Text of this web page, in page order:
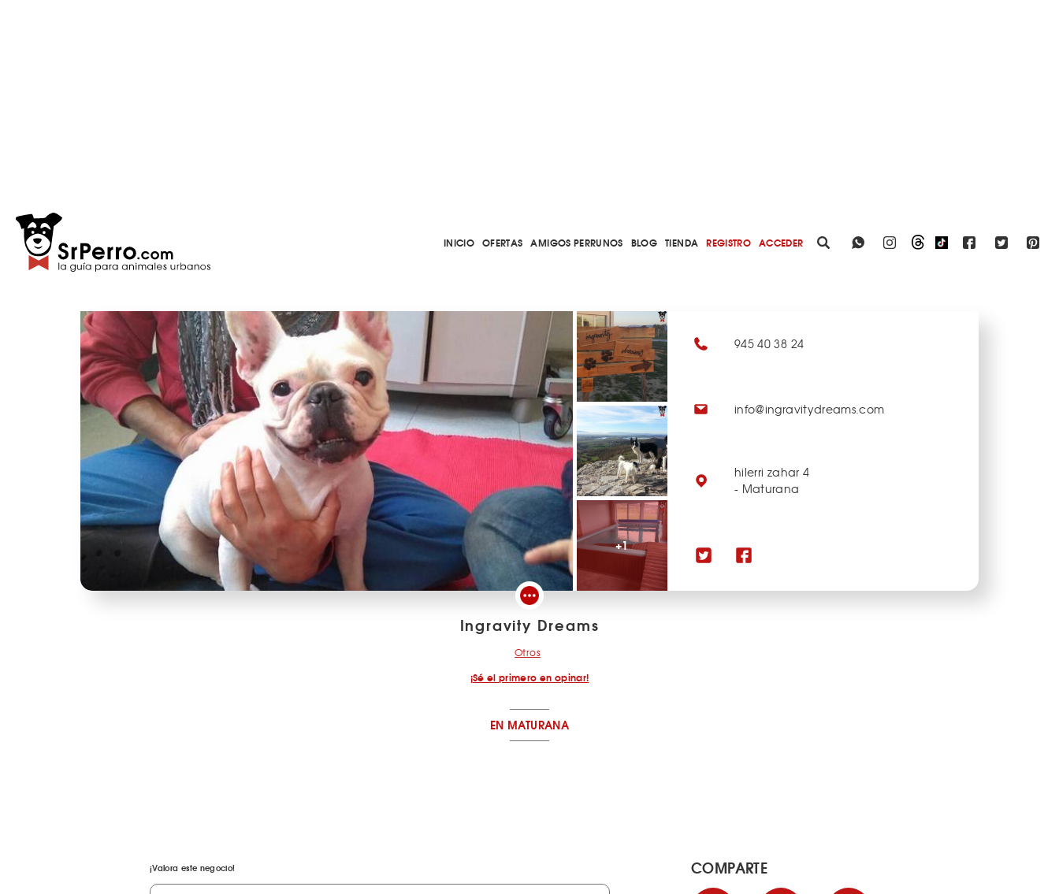
INICIO OFERTAS AMIGOS PERRUNOS BLOG TIENDA REGISTRO ACCEDER
+1
945 40 38 24
info@ingravitydreams.com
hilerri zahar 4
- Maturana
Ingravity Dreams
Otros
¡Sé el primero en opinar!
EN MATURANA
¡Valora este negocio! COMPARTE